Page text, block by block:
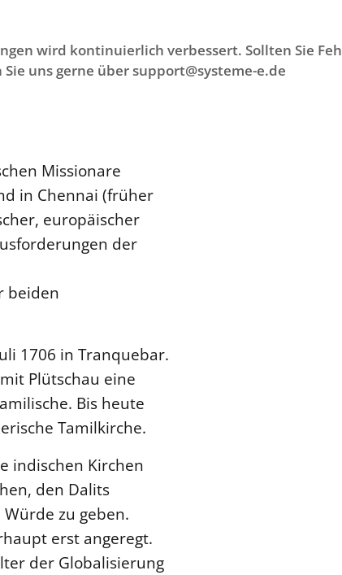
wird kontinuierlich verbessert. Sollten Sie
uns gerne über support@systeme-e.de
Missionare
in Chennai (früher
europäischer
der
beiden
1706 in Tranquebar.
Plütschau eine
Bis heute
Tamilkirche.
indischen Kirchen
den Dalits
zu geben.
erst angeregt.
der Globalisierung